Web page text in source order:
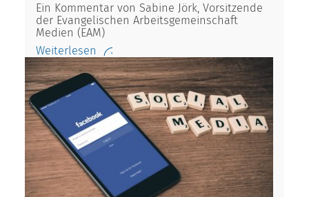
Ein Kommentar von Sabine Jörk, Vorsitzende
der Evangelischen Arbeitsgemeinschaft
Medien (EAM)
Weiterlesen